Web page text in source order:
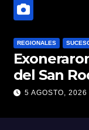
REGIONALES
del San
abuso
5 AGOSTO, 2026